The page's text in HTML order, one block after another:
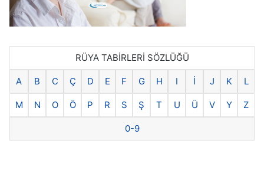
RÜYA TABİRLERİ SÖZLÜĞÜ
A B C Ç D E F G H I İ J K L
M N O Ö P R S Ş T U Ü V Y Z
0-9